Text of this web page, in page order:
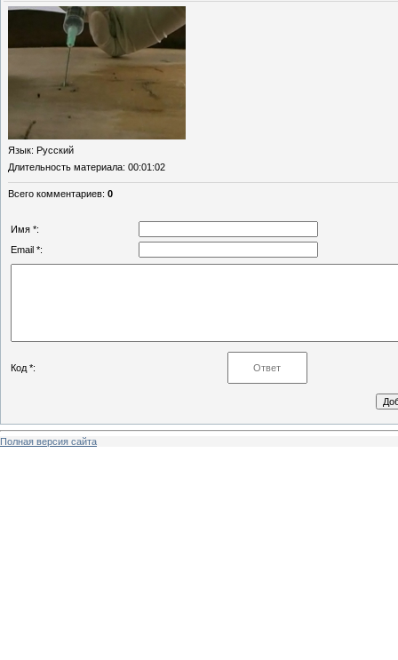
Язык: Русский
Длительность материала: 00:01:02
Всего комментариев: 0
Имя *:
Email *:
Код *:
Полная версия сайта